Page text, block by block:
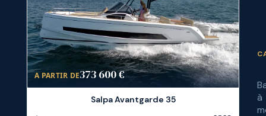
A PARTIR DE373 600 €
Salpa Avantgarde 35
à